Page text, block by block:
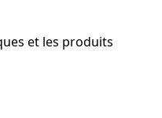
et les produits